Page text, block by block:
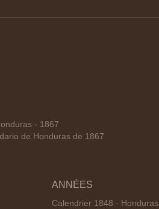
- 1867
de Honduras de 1867
ANNÉES
Calendrier 1848 - Honduras